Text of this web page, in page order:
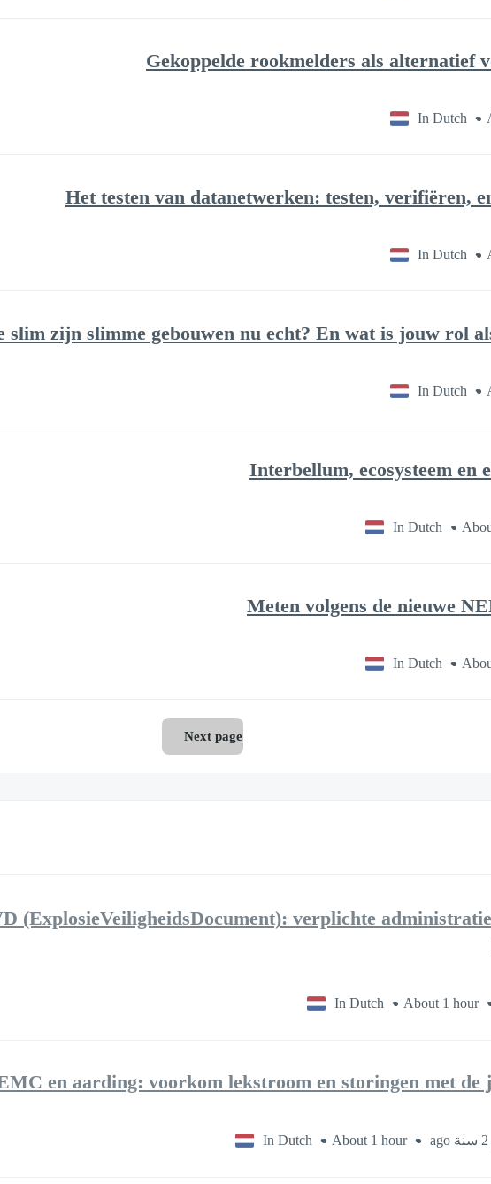
Gekoppelde rookmelders als alternatief
In Dutch
Het testen van datanetwerken: testen, verifiëren,
In Dutch
slim zijn slimme gebouwen nu echt? En wat is jouw rol
In Dutch
Interbellum, ecosysteem en
In Dutch
Meten volgens de nieuwe
In Dutch
Next page
(ExplosieVeiligheidsDocument): verplichte
About 1 hour
In Dutch
en aarding: voorkom lekstroom en storingen met de
About 1 hour
In Dutch